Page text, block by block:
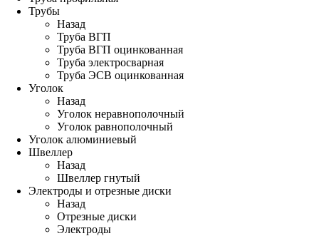
Трубы
Назад
Труба ВГП
Труба ВГП оцинкованная
Труба электросварная
Труба ЭСВ оцинкованная
Уголок
Назад
Уголок неравнополочный
Уголок равнополочный
Уголок алюминиевый
Швеллер
Назад
Швеллер гнутый
Электроды и отрезные диски
Назад
Отрезные диски
Электроды